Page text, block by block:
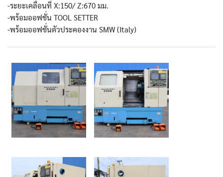
-ระยะเคลื่อนที่ X:150/ Z:670 มม.
-พร้อมออฟชั่น TOOL SETTER
-พร้อมออฟชั่นตัวประคองงาน SMW (Italy)